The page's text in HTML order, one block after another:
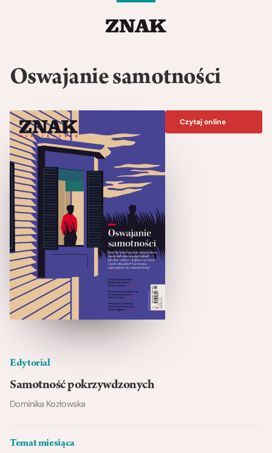
Oswajanie samotności
Edytorial
Samotność pokrzywdzonych
Dominika Kozłowska
Temat miesiąca
Czytaj online